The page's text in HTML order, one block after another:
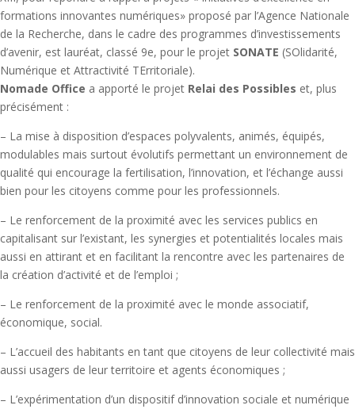
formations innovantes numériques» proposé par l’Agence Nationale
de la Recherche, dans le cadre des programmes d’investissements
d’avenir, est lauréat, classé 9e, pour le projet SONATE (SOlidarité,
Numérique et Attractivité TErritoriale).
Nomade Office a apporté le projet Relai des Possibles et, plus
précisément :
– La mise à disposition d’espaces polyvalents, animés, équipés,
modulables mais surtout évolutifs permettant un environnement de
qualité qui encourage la fertilisation, l’innovation, et l’échange aussi
bien pour les citoyens comme pour les professionnels.
– Le renforcement de la proximité avec les services publics en
capitalisant sur l’existant, les synergies et potentialités locales mais
aussi en attirant et en facilitant la rencontre avec les partenaires de
la création d’activité et de l’emploi ;
– Le renforcement de la proximité avec le monde associatif,
économique, social.
– L’accueil des habitants en tant que citoyens de leur collectivité mais
aussi usagers de leur territoire et agents économiques ;
– L’expérimentation d’un dispositif d’innovation sociale et numérique